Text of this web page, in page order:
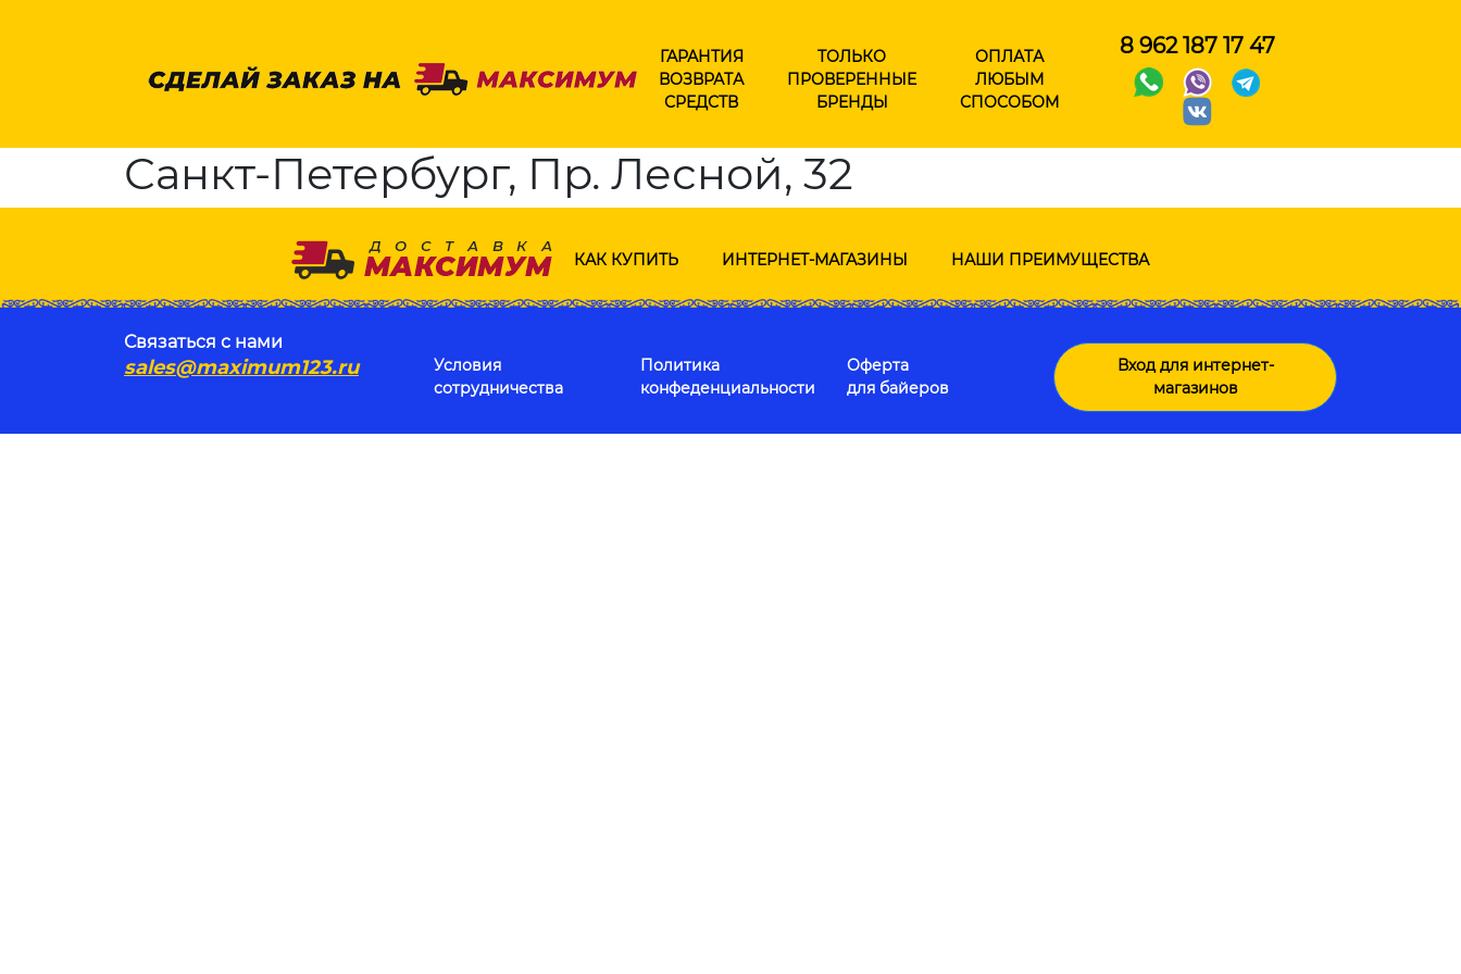
ГАРАНТИЯ
ВОЗВРАТА
СРЕДСТВ
ТОЛЬКО
ПРОВЕРЕННЫЕ
БРЕНДЫ
ОПЛАТА
ЛЮБЫМ
СПОСОБОМ
8 962 187 17 47
Санкт-Петербург, Пр. Лесной, 32
КАК КУПИТЬ ИНТЕРНЕТ-МАГАЗИНЫ НАШИ ПРЕИМУЩЕСТВА
Связаться с нами
sales@maximum123.ru
Условия
сотрудничества
Политика
конфеденциальности
Оферта
для байеров
Вход для интернет-
магазинов